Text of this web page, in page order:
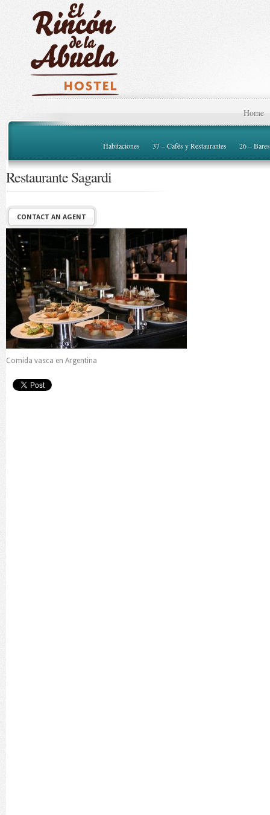
Home
Habitaciones 37 – Cafés y Restaurantes 26 –
Restaurante Sagardi
CONTACT AN AGENT
Comida vasca en Argentina